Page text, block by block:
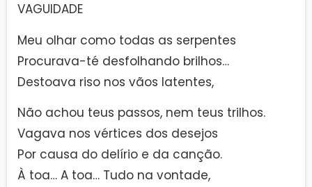
VAGUIDADE
Meu olhar como todas as serpentes
Procurava-té desfolhando brilhos…
Destoava riso nos vãos latentes,
Não achou teus passos, nem teus trilhos.
Vagava nos vértices dos desejos
Por causa do delírio e da canção.
À toa… A toa… Tudo na vontade,